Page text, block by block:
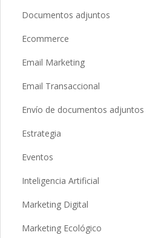
Documentos adjuntos
Ecommerce
Email Marketing
Email Transaccional
Envío de documentos adjuntos
Estrategia
Eventos
Inteligencia Artificial
Marketing Digital
Marketing Ecológico